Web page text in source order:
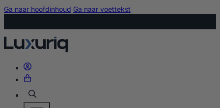
Ga naar hoofdinhoud Ga naar voettekst
Zoeken